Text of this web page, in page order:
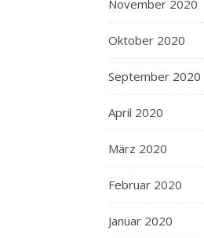
November 2020
Oktober 2020
September 2020
April 2020
März 2020
Februar 2020
Januar 2020